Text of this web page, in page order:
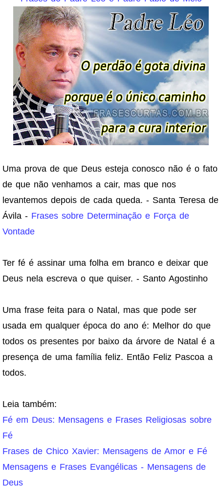
Uma prova de que Deus esteja conosco não é o fato
de que não venhamos a cair, mas que nos
levantemos depois de cada queda. - Santa Teresa de
Ávila - Frases sobre Determinação e Força de
Vontade
Ter fé é assinar uma folha em branco e deixar que
Deus nela escreva o que quiser. - Santo Agostinho
Uma frase feita para o Natal, mas que pode ser
usada em qualquer época do ano é: Melhor do que
todos os presentes por baixo da árvore de Natal é a
presença de uma família feliz. Então Feliz Pascoa a
todos.
Leia também:
Fé em Deus: Mensagens e Frases Religiosas sobre
Fé
Frases de Chico Xavier: Mensagens de Amor e Fé
Mensagens e Frases Evangélicas - Mensagens de
Deus